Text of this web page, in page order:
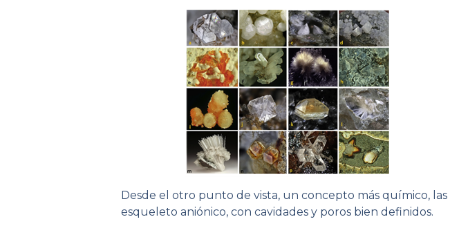
Desde el otro punto de vista, un concepto más químico,
esqueleto aniónico, con cavidades y poros bien definidos.